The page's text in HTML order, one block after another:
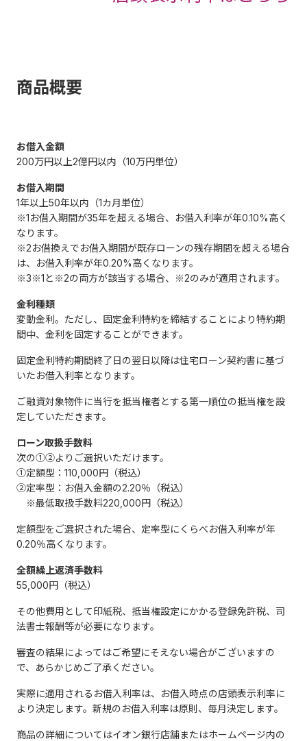
商品概要
お借入金額
200万円以上2億円以内（10万円単位）
お借入期間
1年以上50年以内（1カ月単位）
※1お借入期間が35年を超える場合、お借入利率が年0.10%高く
なります。
※2お借換えでお借入期間が既存ローンの残存期間を超える場合
は、お借入利率が年0.20%高くなります。
※3※1と※2の両方が該当する場合、※2のみが適用されます。
金利種類
変動金利。ただし、固定金利特約を締結することにより特約期
間中、金利を固定することができます。
固定金利特約期間終了日の翌日以降は住宅ローン契約書に基づ
いたお借入利率となります。
ご融資対象物件に当行を抵当権者とする第一順位の抵当権を設
定していただきます。
ローン取扱手数料
次の①②よりご選択いただけます。
①定額型：110,000円（税込）
②定率型：お借入金額の2.20％（税込）
※最低取扱手数料220,000円（税込）
定額型をご選択された場合、定率型にくらべお借入利率が年
0.20％高くなります。
全額繰上返済手数料
55,000円（税込）
その他費用として印紙税、抵当権設定にかかる登録免許税、司
法書士報酬等が必要になります。
審査の結果によってはご希望にそえない場合がございますの
で、あらかじめご了承ください。
実際に適用されるお借入利率は、お借入時点の店頭表示利率に
より決定します。新規のお借入利率は原則、毎月決定します。
商品の詳細についてはイオン銀行店舗またはホームページ内の